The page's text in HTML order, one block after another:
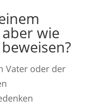
wie
Vater oder der